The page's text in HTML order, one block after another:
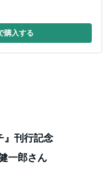
購入する
』刊行記念
一郎さん